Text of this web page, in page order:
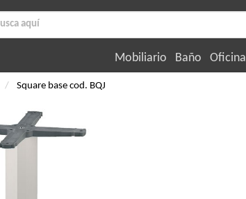
Mobiliario Baño Oficina
Square base cod. BQJ